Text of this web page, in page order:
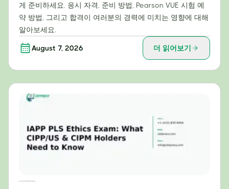
게 준비하세요. 응시 자격, 준비 방법, Pearson VUE 시험 예
약 방법, 그리고 합격이 여러분의 경력에 미치는 영향에 대해
알아보세요.
August 7, 2026 더 읽어보기